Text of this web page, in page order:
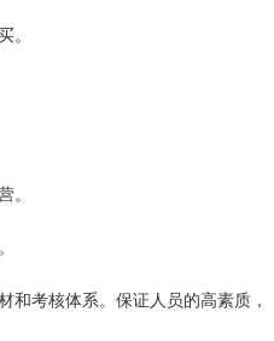
。
。
和考核体系。保证人员的高素质，